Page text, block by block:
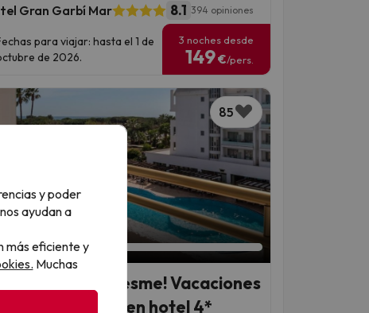
Gran Garbí Mar 8.1 394 opiniones
para viajar: hasta el 1 de
de 2026.
3 noches desde
149€/pers.
85
Costa del Maresme! Vacaciones
Santa Susanna en hotel 4*
y poder
ayudan a
más eficiente y
Muchas